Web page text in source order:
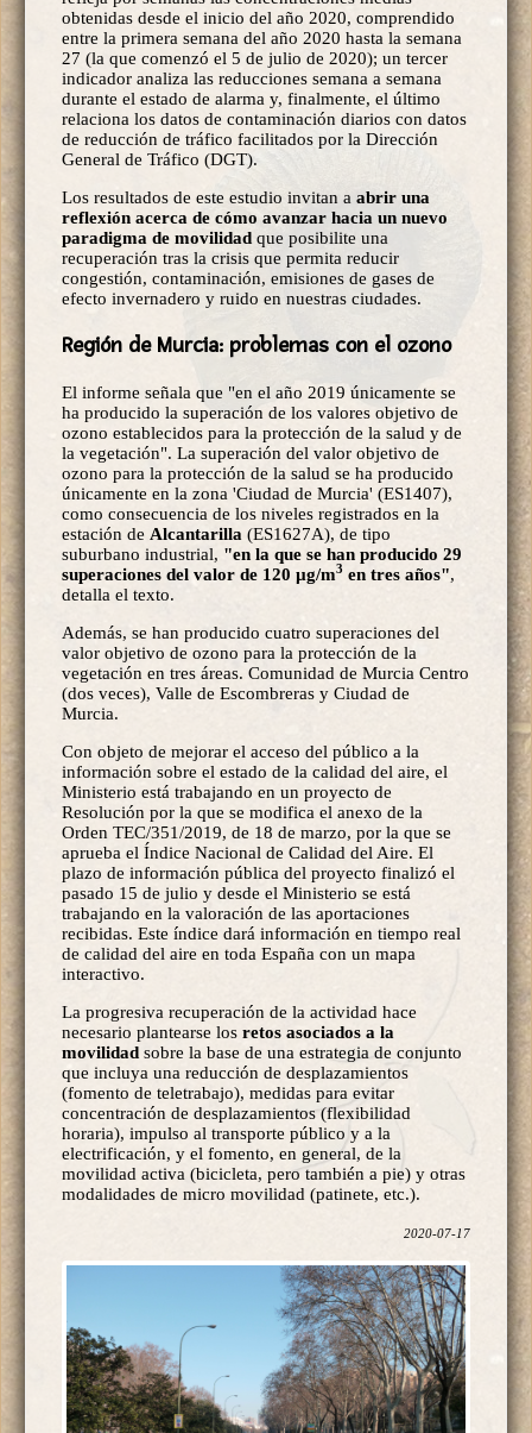
obtenidas desde el inicio del año 2020, comprendido
entre la primera semana del año 2020 hasta la semana
27 (la que comenzó el 5 de julio de 2020); un tercer
indicador analiza las reducciones semana a semana
durante el estado de alarma y, finalmente, el último
relaciona los datos de contaminación diarios con datos
de reducción de tráfico facilitados por la Dirección
General de Tráfico (DGT).
Los resultados de este estudio invitan a abrir una
reflexión acerca de cómo avanzar hacia un nuevo
paradigma de movilidad que posibilite una
recuperación tras la crisis que permita reducir
congestión, contaminación, emisiones de gases de
efecto invernadero y ruido en nuestras ciudades.
Región de Murcia: problemas con el ozono
El informe señala que "en el año 2019 únicamente se
ha producido la superación de los valores objetivo de
ozono establecidos para la protección de la salud y de
la vegetación". La superación del valor objetivo de
ozono para la protección de la salud se ha producido
únicamente en la zona 'Ciudad de Murcia' (ES1407),
como consecuencia de los niveles registrados en la
estación de Alcantarilla (ES1627A), de tipo
suburbano industrial, "en la que se han producido 29
superaciones del valor de 120 µg/m3 en tres años",
detalla el texto.
Además, se han producido cuatro superaciones del
valor objetivo de ozono para la protección de la
vegetación en tres áreas. Comunidad de Murcia Centro
(dos veces), Valle de Escombreras y Ciudad de
Murcia.
Con objeto de mejorar el acceso del público a la
información sobre el estado de la calidad del aire, el
Ministerio está trabajando en un proyecto de
Resolución por la que se modifica el anexo de la
Orden TEC/351/2019, de 18 de marzo, por la que se
aprueba el Índice Nacional de Calidad del Aire. El
plazo de información pública del proyecto finalizó el
pasado 15 de julio y desde el Ministerio se está
trabajando en la valoración de las aportaciones
recibidas. Este índice dará información en tiempo real
de calidad del aire en toda España con un mapa
interactivo.
La progresiva recuperación de la actividad hace
necesario plantearse los retos asociados a la
movilidad sobre la base de una estrategia de conjunto
que incluya una reducción de desplazamientos
(fomento de teletrabajo), medidas para evitar
concentración de desplazamientos (flexibilidad
horaria), impulso al transporte público y a la
electrificación, y el fomento, en general, de la
movilidad activa (bicicleta, pero también a pie) y otras
modalidades de micro movilidad (patinete, etc.).
2020-07-17